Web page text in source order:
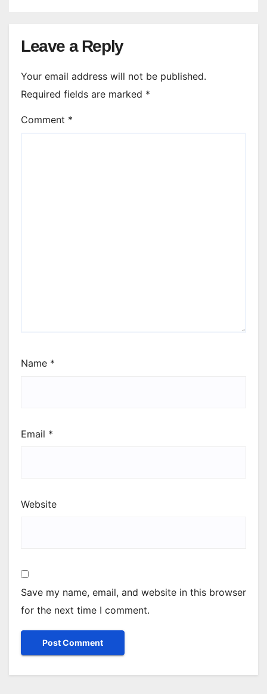
Leave a Reply
Your email address will not be published.
Required fields are marked *
Comment *
Name *
Email *
Website
Save my name, email, and website in this browser
for the next time I comment.